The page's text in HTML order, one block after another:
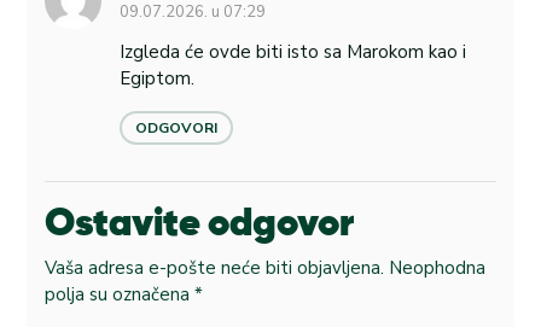
09.07.2026. u 07:29
Izgleda će ovde biti isto sa Marokom kao i
Egiptom.
ODGOVORI
Ostavite odgovor
Vaša adresa e-pošte neće biti objavljena. Neophodna
polja su označena *